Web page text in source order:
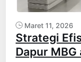
Maret 11, 2026
Strategi
Dapur